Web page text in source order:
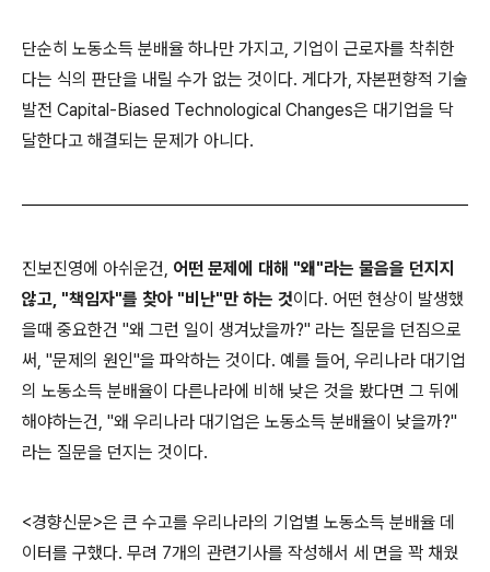
단순히 노동소득 분배율 하나만 가지고, 기업이 근로자를 착취한
다는 식의 판단을 내릴 수가 없는 것이다. 게다가, 자본편향적 기술
발전 Capital-Biased Technological Changes은 대기업을 닥
달한다고 해결되는 문제가 아니다.
진보진영에 아쉬운건, 어떤 문제에 대해 "왜"라는 물음을 던지지
않고, "책임자"를 찾아 "비난"만 하는 것이다. 어떤 현상이 발생했
을때 중요한건 "왜 그런 일이 생겨났을까?" 라는 질문을 던짐으로
써, "문제의 원인"을 파악하는 것이다. 예를 들어, 우리나라 대기업
의 노동소득 분배율이 다른나라에 비해 낮은 것을 봤다면 그 뒤에
해야하는건, "왜 우리나라 대기업은 노동소득 분배율이 낮을까?"
라는 질문을 던지는 것이다.
<경향신문>은 큰 수고를 우리나라의 기업별 노동소득 분배율 데
이터를 구했다. 무려 7개의 관련기사를 작성해서 세 면을 꽉 채웠